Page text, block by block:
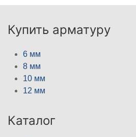
Купить арматуру
6 мм
8 мм
10 мм
12 мм
Каталог